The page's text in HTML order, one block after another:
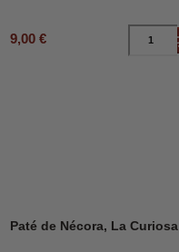
9,00 €
Paté de Nécora, La Curiosa